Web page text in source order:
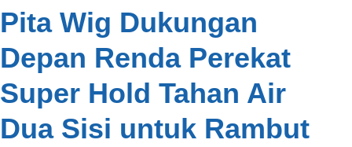
Pita Wig Dukungan
Depan Renda Perekat
Super Hold Tahan Air
Dua Sisi untuk Rambut